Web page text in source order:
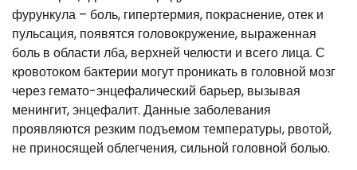
фурункула – боль, гипертермия, покраснение, отек и
пульсация, появятся головокружение, выраженная
боль в области лба, верхней челюсти и всего лица. С
кровотоком бактерии могут проникать в головной мозг
через гемато-энцефалический барьер, вызывая
менингит, энцефалит. Данные заболевания
проявляются резким подъемом температуры, рвотой,
не приносящей облегчения, сильной головной болью.